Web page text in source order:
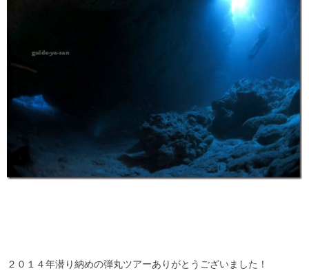
２０１４年潜り納めの弾丸ツアーありがとうございました！